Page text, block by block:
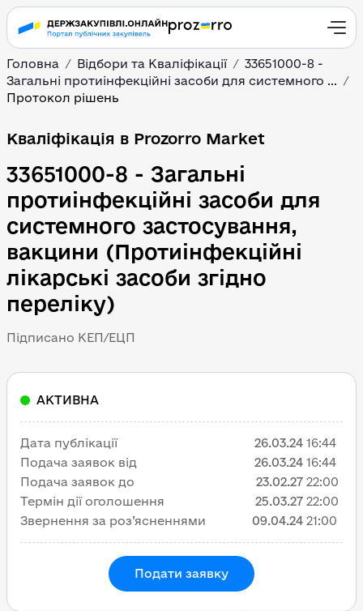
Головна Відбори та Кваліфікації
33651000-8 -
Загальні протиінфекційні засоби для системного ...
Протокол рішень
Кваліфікація в Prozorro Market
33651000-8 - Загальні
протиінфекційні засоби для
системного застосування,
вакцини (Протиінфекційні
лікарські засоби згідно
переліку)
Підписано КЕП/ЕЦП
АКТИВНА
Дата публікації 26.03.24 16:44
Подача заявок від
26.03.24 16:44
Подача заявок до
23.02.27 22:00
Термін дії оголошення
25.03.27 22:00
Звернення за роз’ясненнями
09.04.24 21:00
Подати заявку